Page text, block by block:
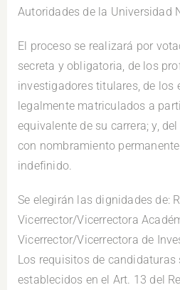
Autoridades de la Universidad
El proceso se realizará por
secreta y obligatoria, de los
investigadores titulares, de los
legalmente matriculados a
equivalente de su carrera; y,
con nombramiento
indefinido.
Se elegirán las dignidades de:
Vicerrector/Vicerrectora
Vicerrector/Vicerrectora de
Los requisitos de candidaturas
establecidos en el Art. 13 del